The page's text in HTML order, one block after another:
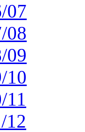
07
08
09
10
11
12